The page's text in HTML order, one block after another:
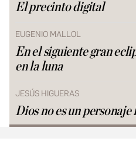
El precinto digital
EUGENIO MALLOL
En el siguiente gran
en la luna
JESÚS HIGUERAS
Dios no es un